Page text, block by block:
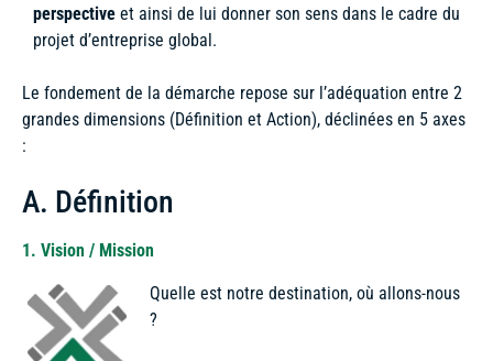
perspective et ainsi de lui donner son sens dans le cadre du
projet d’entreprise global.
Le fondement de la démarche repose sur l’adéquation entre 2
grandes dimensions (Définition et Action), déclinées en 5 axes
:
A. Définition
1. Vision / Mission
Quelle est notre destination, où allons-nous
?